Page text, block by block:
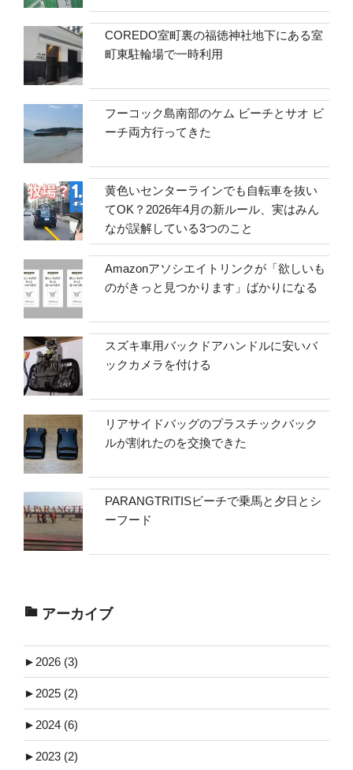
COREDO室町裏の福徳神社地下にある室
町東駐輪場で一時利用
フーコック島南部のケム ビーチとサオ ビ
ーチ両方行ってきた
黄色いセンターラインでも自転車を抜い
てOK？2026年4月の新ルール、実はみん
なが誤解している3つのこと
Amazonアソシエイトリンクが「欲しいも
のがきっと見つかります」ばかりになる
スズキ車用バックドアハンドルに安いバ
ックカメラを付ける
リアサイドバッグのプラスチックバック
ルが割れたのを交換できた
PARANGTRITISビーチで乗馬と夕日とシ
ーフード
アーカイブ
► 2026 (3)
► 2025 (2)
► 2024 (6)
► 2023 (2)